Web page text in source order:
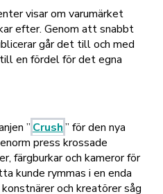
visar om varumärket
efter. Genom att snabbt
går det till och med
en fördel för det egna
” Crush” för den nya
press krossade
färgburkar och kameror för
kunde rymmas i en enda
och kreatörer såg